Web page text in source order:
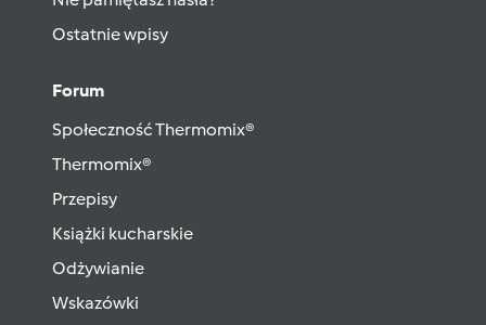
Ostatnie wpisy
Forum
Społeczność Thermomix®
Thermomix®
Przepisy
Książki kucharskie
Odżywianie
Wskazówki